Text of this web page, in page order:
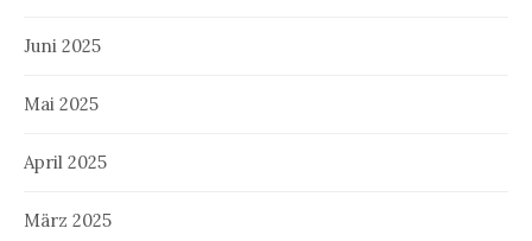
Juni 2025
Mai 2025
April 2025
März 2025